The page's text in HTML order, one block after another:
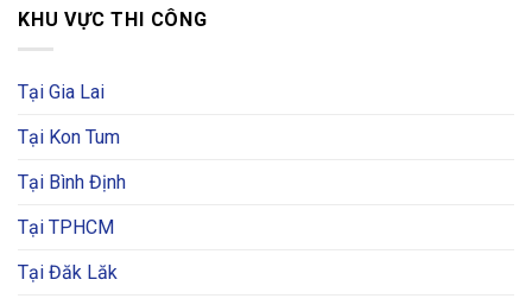
KHU VỰC THI CÔNG
Tại Gia Lai
Tại Kon Tum
Tại Bình Định
Tại TPHCM
Tại Đăk Lăk